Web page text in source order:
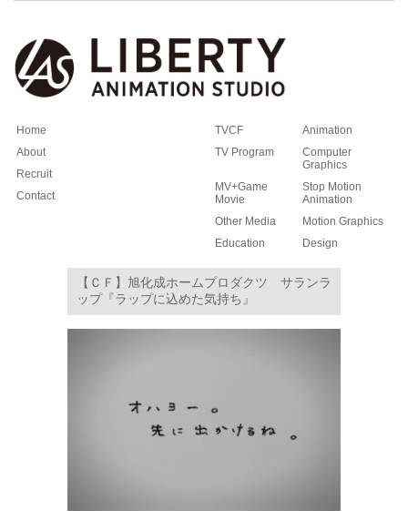
Home
About
Recruit
Contact
TVCF
Animation
TV Program
Computer
Graphics
MV+Game
Movie
Stop Motion
Animation
Other Media
Motion Graphics
Education
Design
【ＣＦ】旭化成ホームプロダクツ サランラ
ップ『ラップに込めた気持ち』